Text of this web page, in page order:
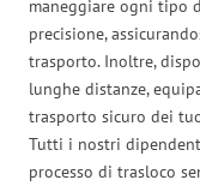
maneggiare ogni tipo
precisione,
trasporto. Inoltre,
lunghe distanze,
trasporto sicuro dei
Tutti i nostri
processo di trasloco